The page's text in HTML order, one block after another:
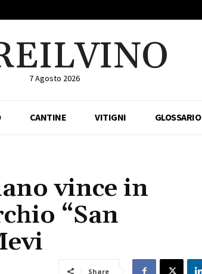
7 Agosto 2026
CANTINE VITIGNI GLOSSARIO
vince in
“San
Share